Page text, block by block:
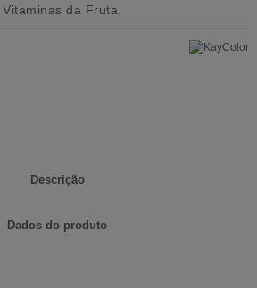
da Fruta.
Descrição
Dados do produto